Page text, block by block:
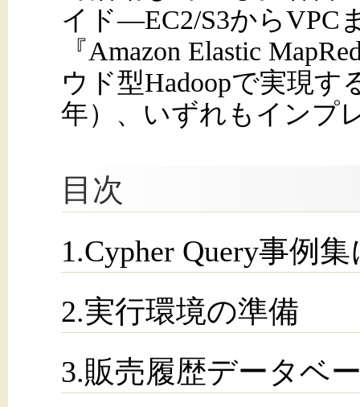
イド―EC2/S3からVPC
『Amazon Elastic
ウド型Hadoopで実現す
年）、いずれもインプ
目次
1.Cypher Query事例
2.実行環境の準備
3.販売履歴データベ